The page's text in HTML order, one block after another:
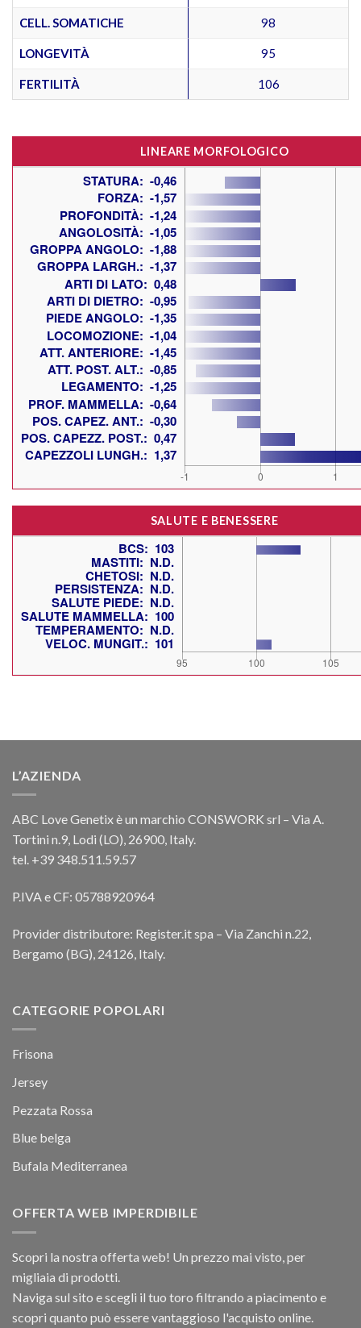
CELL. SOMATICHE 98
LONGEVITÀ 95
FERTILITÀ 106
LINEARE MORFOLOGICO
SALUTE E BENESSERE
L’AZIENDA
ABC Love Genetix è un marchio CONSWORK srl – Via A.
Tortini n.9, Lodi (LO), 26900, Italy.
tel. +39 348.511.59.57
P.IVA e CF: 05788920964
Provider distributore: Register.it spa – Via Zanchi n.22,
Bergamo (BG), 24126, Italy.
CATEGORIE POPOLARI
Frisona
Jersey
Pezzata Rossa
Blue belga
Bufala Mediterranea
OFFERTA WEB IMPERDIBILE
Scopri la nostra offerta web! Un prezzo mai visto, per
migliaia di prodotti.
Naviga sul sito e scegli il tuo toro filtrando a piacimento e
scopri quanto può essere vantaggioso l'acquisto online.